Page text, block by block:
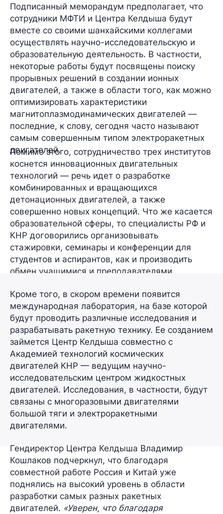
Подписанный меморандум предполагает, что
сотрудники МФТИ и Центра Келдыша будут
вместе со своими шанхайскими коллегами
осуществлять научно-исследовательскую и
образовательную деятельность. В частности,
некоторые работы будут посвящены поиску
прорывных решений в создании ионных
двигателей, а также в области того, как можно
оптимизировать характеристики
магнитоплазмодинамических двигателей —
последние, к слову, сегодня часто называют
самым совершенным типом электроракетных
двигателей.
Помимо этого, сотрудничество трех институтов
коснется инновационных двигательных
технологий — речь идет о разработке
комбинированных и вращающихся
детонационных двигателей, а также
совершенно новых концепций. Что же касается
образовательной сферы, то специалисты РФ и
КНР договорились организовывать
стажировки, семинары и конференции для
студентов и аспирантов, как и производить
обмен учащимися и преподавателями.
Кроме того, в скором времени появится
международная лаборатория, на базе которой
будут проводить различные исследования и
разрабатывать ракетную технику. Ее созданием
займется Центр Келдыша совместно с
Академией технологий космических
двигателей КНР — ведущим научно-
исследовательским центром жидкостных
двигателей. Исследования, в частности, будут
связаны с многоразовыми двигателями
большой тяги и электроракетными
двигателями.
Гендиректор Центра Келдыша Владимир
Кошлаков подчеркнул, что благодаря
совместной работе Россия и Китай уже
поднялись на высокий уровень в области
разработки самых разных ракетных
двигателей. «Уверен, что благодаря